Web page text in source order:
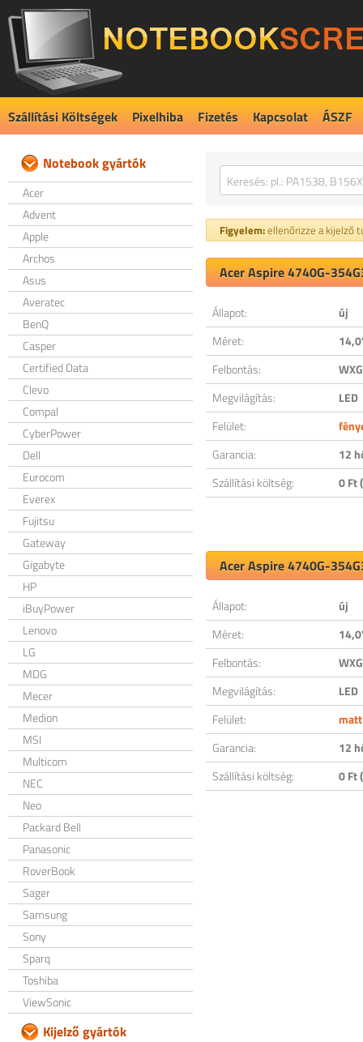
Szállítási Költségek Pixelhiba Fizetés Kapcsolat ÁSZF
Notebook gyártók
Acer
Advent
Apple
Archos
Asus
Averatec
BenQ
Casper
Certified Data
Clevo
Compal
CyberPower
Dell
Eurocom
Everex
Fujitsu
Gateway
Gigabyte
HP
iBuyPower
Lenovo
LG
MDG
Mecer
Medion
MSI
Multicom
NEC
Neo
Packard Bell
Panasonic
RoverBook
Sager
Samsung
Sony
Sparq
Toshiba
ViewSonic
Kijelző gyártók
Figyelem:ellenőrizze a kijelző
Acer Aspire 4740G-
Állapot:
új
Méret:
Felbontás:
Megvilágítás:
LED
Felület:
Garancia:
12
Szállítási költség:
0 Ft
Acer Aspire 4740G-
Állapot:
új
Méret:
Felbontás:
Megvilágítás:
LED
Felület:
matt
Garancia:
12
Szállítási költség:
0 Ft